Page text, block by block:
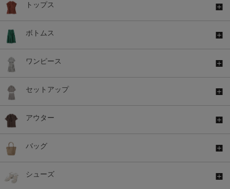
トップス
ボトムス
ワンピース
セットアップ
アウター
バッグ
シューズ